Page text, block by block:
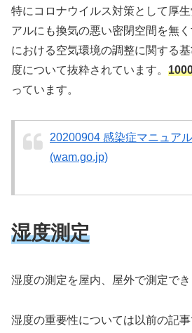
特にコロナウイルス対策として厚
アルにも換気の悪い密閉空間を無
における空気環境の調整に関する
度について抜粋されています。
っています。
20200904 感染症マニュア
(wam.go.jp)
湿度測定
湿度の測定を屋内、屋外で測定でき
湿度の重要性については以前の記